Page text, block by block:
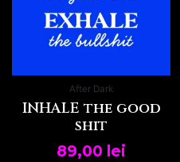
After Dark
INHALE the good
shit
89,00 lei